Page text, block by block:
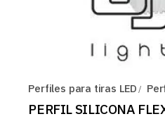
Perfiles para tiras LED
PERFIL SILICONA